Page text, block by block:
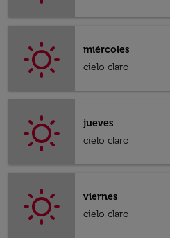
miércoles
cielo claro
jueves
cielo claro
viernes
cielo claro